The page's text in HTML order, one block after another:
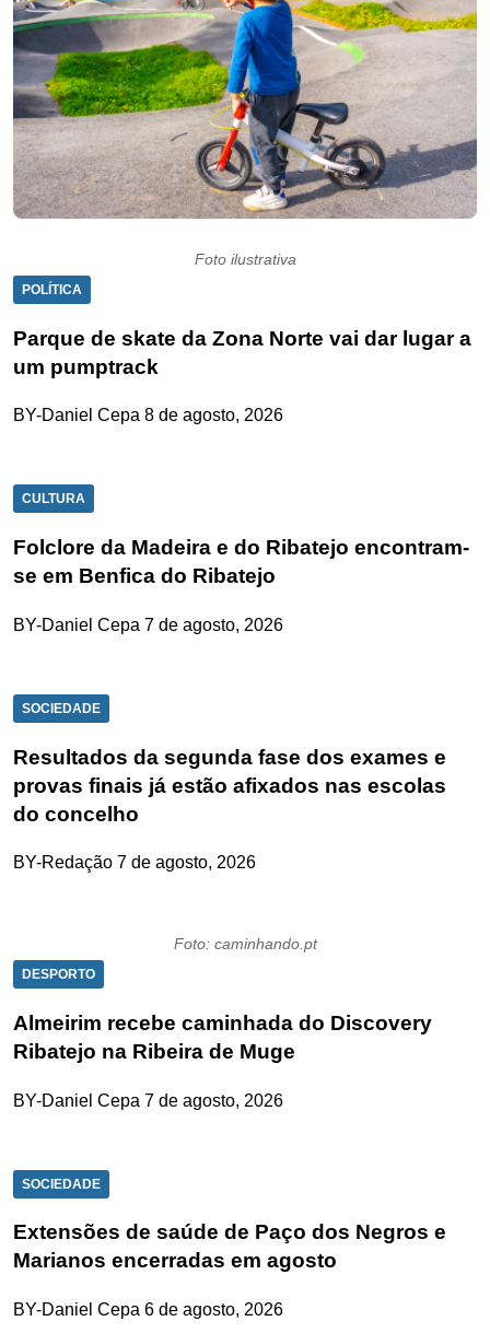
Foto ilustrativa
POLÍTICA
Parque de skate da Zona Norte vai dar lugar a
um pumptrack
BY-Daniel Cepa 8 de agosto, 2026
CULTURA
Folclore da Madeira e do Ribatejo encontram-
se em Benfica do Ribatejo
BY-Daniel Cepa 7 de agosto, 2026
SOCIEDADE
Resultados da segunda fase dos exames e
provas finais já estão afixados nas escolas
do concelho
BY-Redação 7 de agosto, 2026
Foto: caminhando.pt
DESPORTO
Almeirim recebe caminhada do Discovery
Ribatejo na Ribeira de Muge
BY-Daniel Cepa 7 de agosto, 2026
SOCIEDADE
Extensões de saúde de Paço dos Negros e
Marianos encerradas em agosto
BY-Daniel Cepa 6 de agosto, 2026